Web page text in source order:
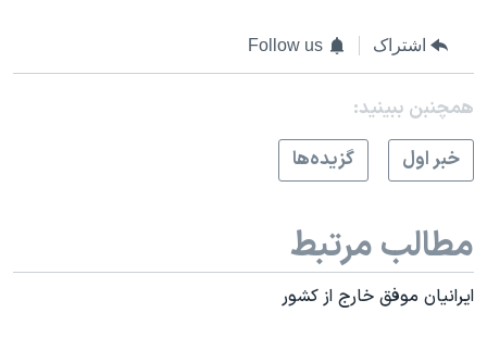
اشتراک Follow us
همچنبن ببینید:
خبر اول
گزيده‌ها
مطالب مرتبط
ایرانیان موفق خارج از کشور